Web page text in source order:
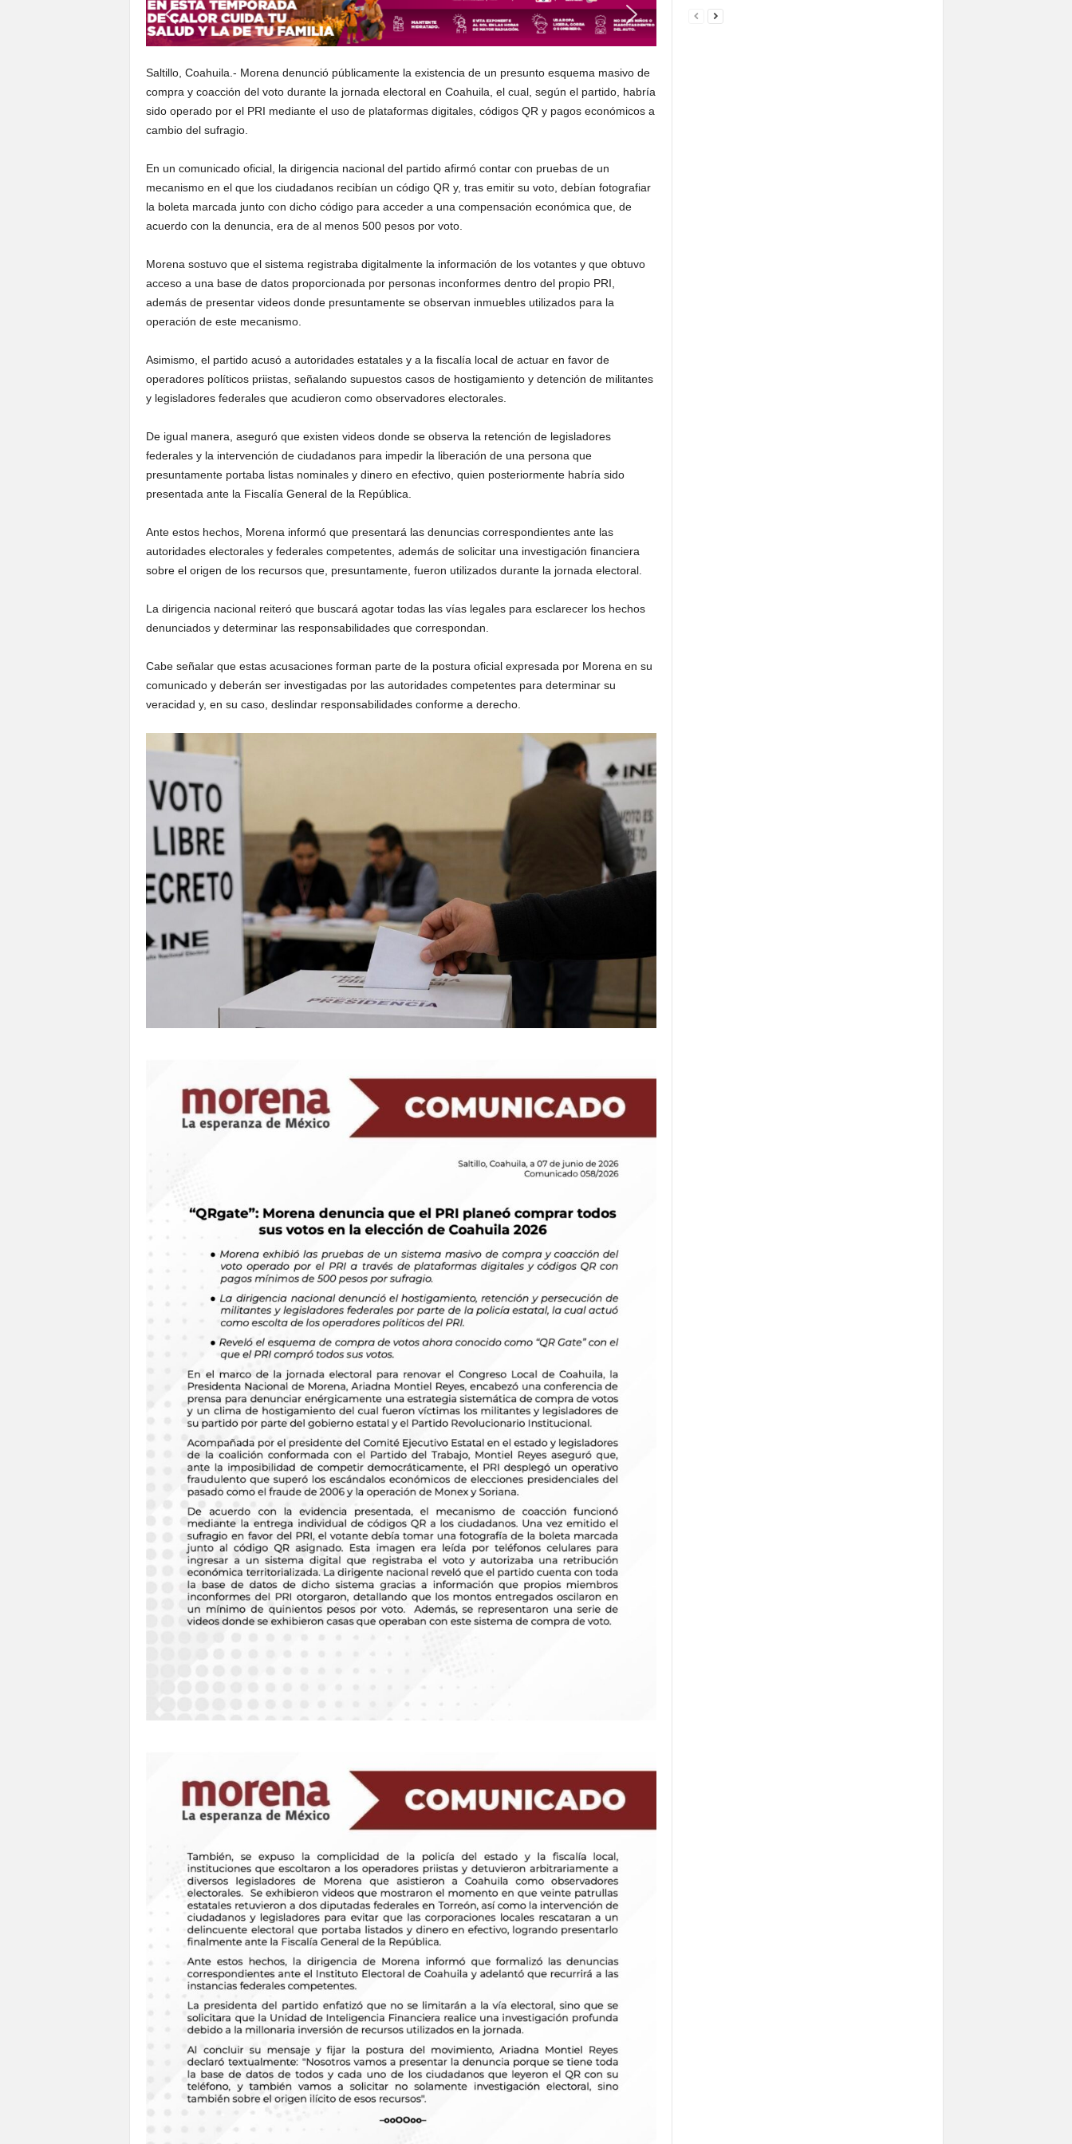
Saltillo, Coahuila.- Morena denunció públicamente la existencia de un presunto esquema masivo de
compra y coacción del voto durante la jornada electoral en Coahuila, el cual, según el partido, habría
sido operado por el PRI mediante el uso de plataformas digitales, códigos QR y pagos económicos a
cambio del sufragio.
En un comunicado oficial, la dirigencia nacional del partido afirmó contar con pruebas de un
mecanismo en el que los ciudadanos recibían un código QR y, tras emitir su voto, debían fotografiar
la boleta marcada junto con dicho código para acceder a una compensación económica que, de
acuerdo con la denuncia, era de al menos 500 pesos por voto.
Morena sostuvo que el sistema registraba digitalmente la información de los votantes y que obtuvo
acceso a una base de datos proporcionada por personas inconformes dentro del propio PRI,
además de presentar videos donde presuntamente se observan inmuebles utilizados para la
operación de este mecanismo.
Asimismo, el partido acusó a autoridades estatales y a la fiscalía local de actuar en favor de
operadores políticos priistas, señalando supuestos casos de hostigamiento y detención de militantes
y legisladores federales que acudieron como observadores electorales.
De igual manera, aseguró que existen videos donde se observa la retención de legisladores
federales y la intervención de ciudadanos para impedir la liberación de una persona que
presuntamente portaba listas nominales y dinero en efectivo, quien posteriormente habría sido
presentada ante la Fiscalía General de la República.
Ante estos hechos, Morena informó que presentará las denuncias correspondientes ante las
autoridades electorales y federales competentes, además de solicitar una investigación financiera
sobre el origen de los recursos que, presuntamente, fueron utilizados durante la jornada electoral.
La dirigencia nacional reiteró que buscará agotar todas las vías legales para esclarecer los hechos
denunciados y determinar las responsabilidades que correspondan.
Cabe señalar que estas acusaciones forman parte de la postura oficial expresada por Morena en su
comunicado y deberán ser investigadas por las autoridades competentes para determinar su
veracidad y, en su caso, deslindar responsabilidades conforme a derecho.